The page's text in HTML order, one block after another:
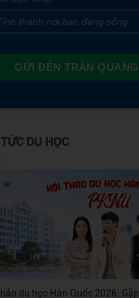
GỬI ĐẾN TRẦN QUANG
DU HỌC
du học Hàn Quốc 2026: Gặp